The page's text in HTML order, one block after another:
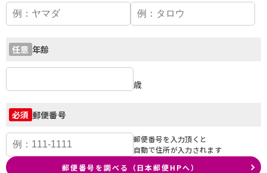
任意 年齢
歳
必須 郵便番号
郵便番号を入力頂くと
自動で住所が入力されます
郵便番号を調べる（日本郵便HPへ）